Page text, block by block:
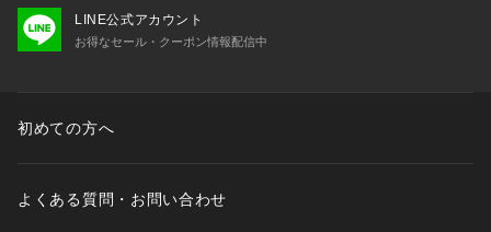
LINE公式アカウント
お得なセール・クーポン情報配信中
初めての方へ
よくある質問・お問い合わせ